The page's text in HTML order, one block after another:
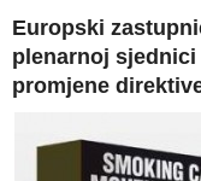
Europski
plenarnoj
promjene